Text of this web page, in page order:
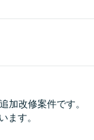
加改修案件です。
ます。